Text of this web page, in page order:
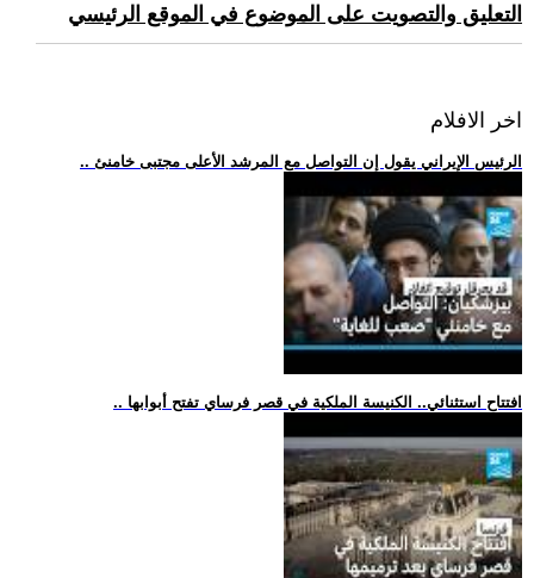
التعليق والتصويت على الموضوع في الموقع الرئيسي
اخر الافلام
.. الرئيس الإيراني يقول إن التواصل مع المرشد الأعلى مجتبى خامنئ
.. افتتاح استثنائي.. الكنيسة الملكية في قصر فرساي تفتح أبوابها